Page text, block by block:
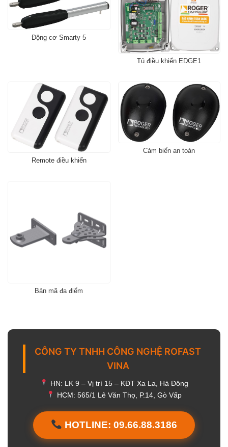
Động cơ Smarty 5
Tủ điều khiển EDGE1
Remote điều khiển
Cảm biến an toàn
Bản mã đa điểm
CÔNG TY TNHH CÔNG NGHỆ ROFAST
VINA
HN: LK 9 – Vị trí 15 – KĐT Xa La, Hà Đông
HCM: 565/1 Lê Văn Thọ, P.14, Gò Vấp
HOTLINE: 09.66.88.3186